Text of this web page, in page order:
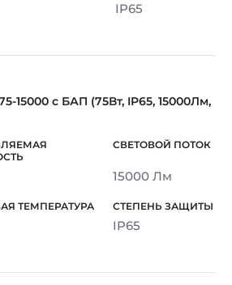
IP65
15000 с БАП (75Вт, IP65, 15000Лм,
15000 Лм
IP65